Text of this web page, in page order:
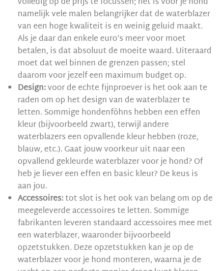
namelijk vele malen belangrijker dat de waterblazer
van een hoge kwaliteit is en weinig geluid maakt.
Als je daar dan enkele euro’s meer voor moet
betalen, is dat absoluut de moeite waard. Uiteraard
moet dat wel binnen de grenzen passen; stel
daarom voor jezelf een maximum budget op.
Design:voor de echte fijnproever is het ook aan te
raden om op het design van de waterblazer te
letten. Sommige hondenföhns hebben een effen
kleur (bijvoorbeeld zwart), terwijl andere
waterblazers een opvallende kleur hebben (roze,
blauw, etc.). Gaat jouw voorkeur uit naar een
opvallend gekleurde waterblazer voor je hond? Of
heb je liever een effen en basic kleur? De keus is
aan jou.
Accessoires:tot slot is het ook van belang om op de
meegeleverde accessoires te letten. Sommige
fabrikanten leveren standaard accessoires mee met
een waterblazer, waaronder bijvoorbeeld
opzetstukken. Deze opzetstukken kan je op de
waterblazer voor je hond monteren, waarna je de